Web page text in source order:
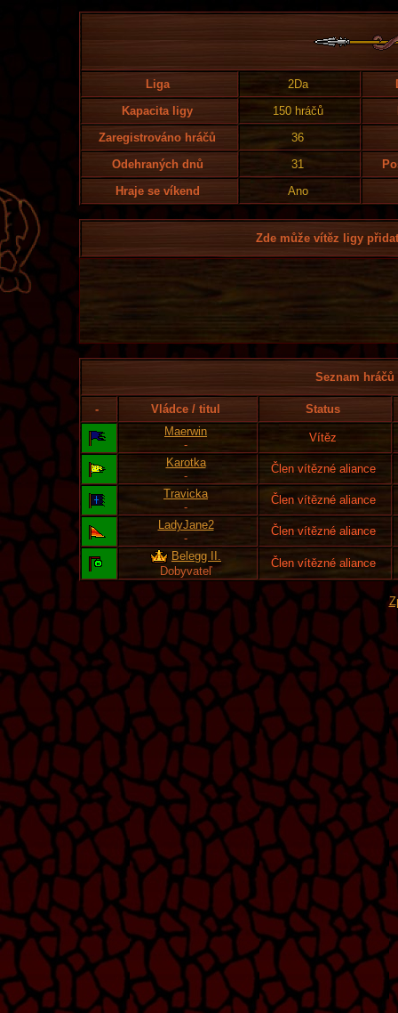
Liga 2Da
Kapacita ligy
150 hráčů
Zaregistrováno hráčů
36
Odehraných dnů
31
Hraje se víkend
Ano
Zde může vítěz ligy
Seznam
- Vládce / titul
Status
Maerwin
-
Vítěz
Karotka
-
Člen vítězné aliance
Travicka
-
Člen vítězné aliance
LadyJane2
-
Člen vítězné aliance
Belegg II.
Dobyvateľ
Člen vítězné aliance